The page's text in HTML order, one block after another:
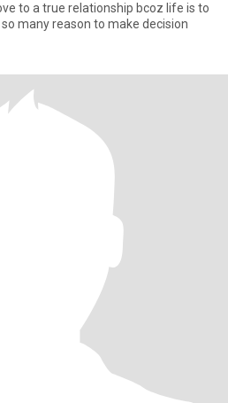
to a true relationship bcoz life is to
many reason to make decision